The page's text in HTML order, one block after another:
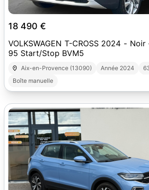
18 490 €
VOLKSWAGEN T-CROSS 2024 -
95 Start/Stop BVM5
Aix-en-Provence (13090) Année 2024
Boîte manuelle